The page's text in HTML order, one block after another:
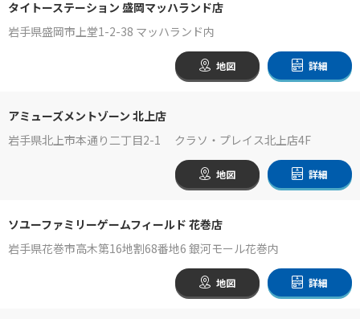
タイトーステーション 盛岡マッハランド店
岩手県盛岡市上堂1-2-38 マッハランド内
地図 詳細
アミューズメントゾーン 北上店
岩手県北上市本通り二丁目2-1 クラソ・プレイス北上店4F
地図 詳細
ソユーファミリーゲームフィールド 花巻店
岩手県花巻市高木第16地割68番地6 銀河モール花巻内
地図 詳細